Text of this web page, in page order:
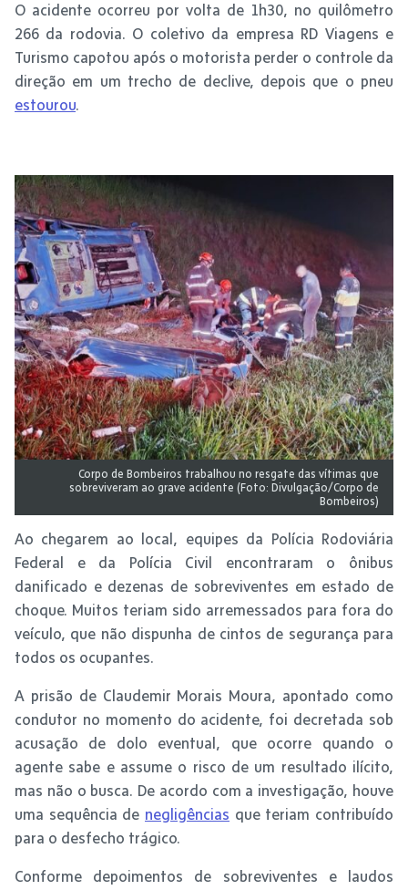
O acidente ocorreu por volta de 1h30, no quilômetro
266 da rodovia. O coletivo da empresa RD Viagens e
Turismo capotou após o motorista perder o controle da
direção em um trecho de declive, depois que o pneu
estourou.
Corpo de Bombeiros trabalhou no resgate das vítimas que
sobreviveram ao grave acidente (Foto: Divulgação/Corpo de
Bombeiros)
Ao chegarem ao local, equipes da Polícia Rodoviária
Federal e da Polícia Civil encontraram o ônibus
danificado e dezenas de sobreviventes em estado de
choque. Muitos teriam sido arremessados para fora do
veículo, que não dispunha de cintos de segurança para
todos os ocupantes.
A prisão de Claudemir Morais Moura, apontado como
condutor no momento do acidente, foi decretada sob
acusação de dolo eventual, que ocorre quando o
agente sabe e assume o risco de um resultado ilícito,
mas não o busca. De acordo com a investigação, houve
uma sequência de negligências que teriam contribuído
para o desfecho trágico.
Conforme depoimentos de sobreviventes e laudos